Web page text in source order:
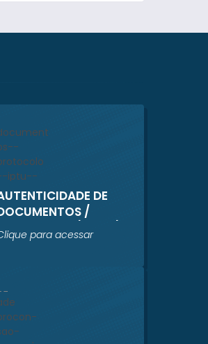
do Sistema Prever
DE
/
/ IPTU /
TAXAS /
para acessar